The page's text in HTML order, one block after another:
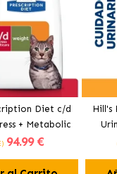
Diet c/d
+ Metabolic
Pienso para
94.99 €
Hill's